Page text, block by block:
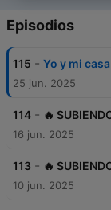
Episodios
115 - Yo y mi
25 jun. 2025
114 - 🔥
16 jun. 2025
113 - 🔥
10 jun. 2025